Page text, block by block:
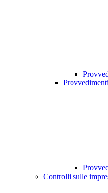
Controlli sulle